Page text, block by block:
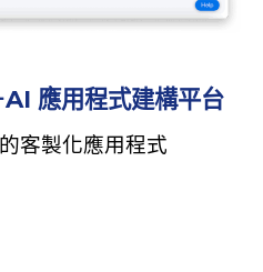
應用程式建構平台
客製化應用程式